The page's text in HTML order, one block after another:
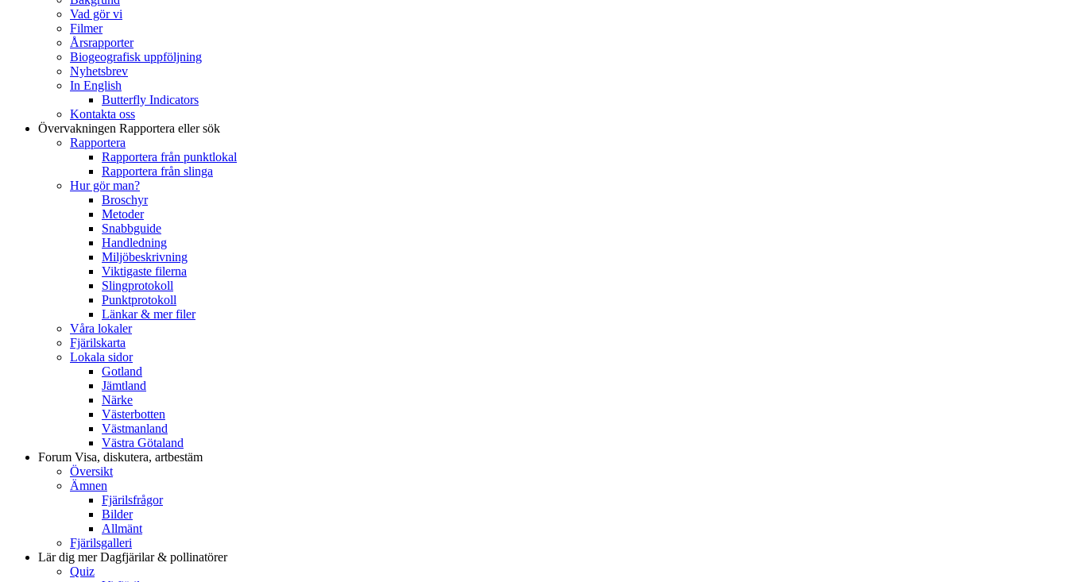
Vad gör vi
Filmer
Årsrapporter
Biogeografisk uppföljning
Nyhetsbrev
In English
Butterfly Indicators
Kontakta oss
Övervakningen Rapportera eller sök
Rapportera
Rapportera från punktlokal
Rapportera från slinga
Hur gör man?
Broschyr
Metoder
Snabbguide
Handledning
Miljöbeskrivning
Viktigaste filerna
Slingprotokoll
Punktprotokoll
Länkar & mer filer
Våra lokaler
Fjärilskarta
Lokala sidor
Gotland
Jämtland
Närke
Västerbotten
Västmanland
Västra Götaland
Forum Visa, diskutera, artbestäm
Översikt
Ämnen
Fjärilsfrågor
Bilder
Allmänt
Fjärilsgalleri
Lär dig merDagfjärilar & pollinatörer
Quiz